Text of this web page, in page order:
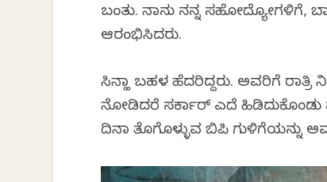
ಬಂತು. ನಾನು ನನ್ನ
ಆರಂಭಿಸಿದರು.
ಸಿನ್ಹಾ ಬಹಳ ಹೆದರಿದ್ದರು. ಅವರಿಗೆ ರಾತ್ರಿ
ನೋಡಿದರೆ ಸರ್ಕಾರ್ ಎದೆ ಹಿಡಿದುಕೊಂಡು
ದಿನಾ ತೊಗೊಳ್ಳುವ ಬಿಪಿ ಗುಳಿಗೆಯನ್ನು